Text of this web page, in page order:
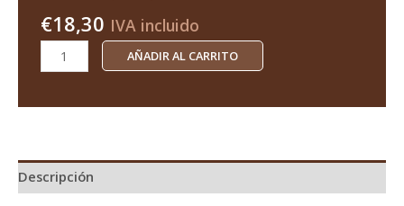
€18,30 IVA incluido
AÑADIR AL CARRITO
Descripción